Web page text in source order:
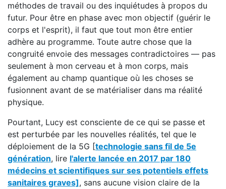
méthodes de travail ou des inquiétudes à propos du
futur. Pour être en phase avec mon objectif (guérir le
corps et l'esprit), il faut que tout mon être entier
adhère au programme. Toute autre chose que la
congruité envoie des messages contradictoires — pas
seulement à mon cerveau et à mon corps, mais
également au champ quantique où les choses se
fusionnent avant de se matérialiser dans ma réalité
physique.
Pourtant, Lucy est consciente de ce qui se passe et
est perturbée par les nouvelles réalités, tel que le
déploiement de la 5G [technologie sans fil de 5e
génération, lire l'alerte lancée en 2017 par 180
médecins et scientifiques sur ses potentiels effets
sanitaires graves], sans aucune vision claire de la